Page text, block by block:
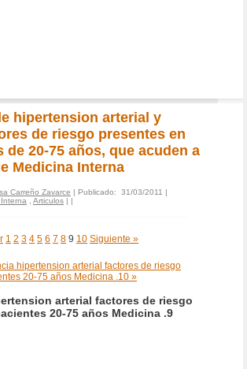
hipertension arterial y
de riesgo presentes en
de 20-75 años, que acuden a
Medicina Interna
Carreño Zavarce | Publicado: 31/03/2011 |
Articulos | |
1 2 3 4 5 6 7 8 9 10 Siguiente »
hipertension arterial factores de riesgo
20-75 años Medicina .10 »
arterial factores de riesgo
20-75 años Medicina .9